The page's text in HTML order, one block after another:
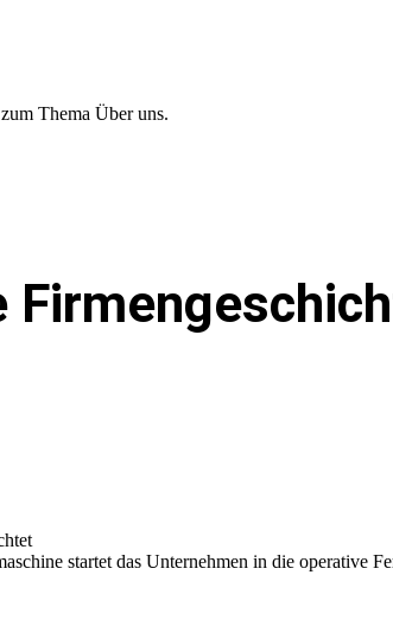
startet das Unternehmen in die operative